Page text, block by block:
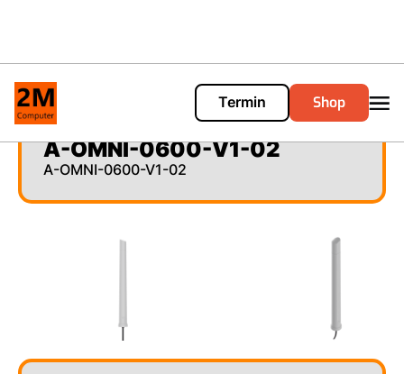
Termin Shop
A-OMNI-0600-V1-02
A-OMNI-0600-V1-02